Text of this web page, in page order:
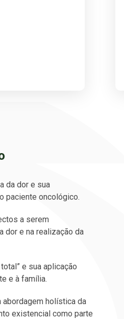
da dor e sua
paciente oncológico.
a serem
dor e na realização da
e sua aplicação
e à família.
abordagem holística da
existencial como parte